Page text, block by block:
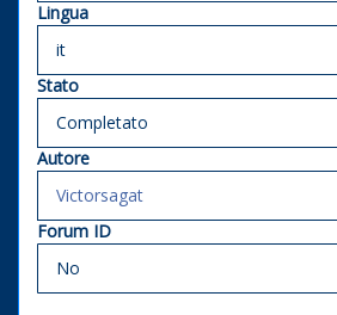
Lingua
it
Stato
Completato
Autore
Victorsagat
Forum ID
No